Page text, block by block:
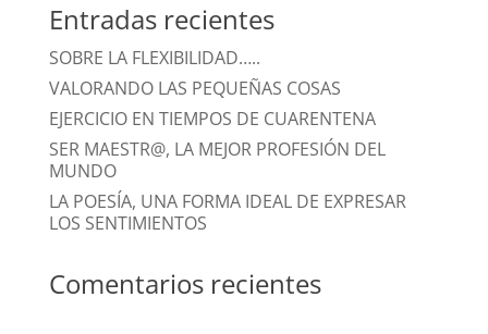
Entradas recientes
SOBRE LA FLEXIBILIDAD…..
VALORANDO LAS PEQUEÑAS COSAS
EJERCICIO EN TIEMPOS DE CUARENTENA
SER MAESTR@, LA MEJOR PROFESIÓN DEL
MUNDO
LA POESÍA, UNA FORMA IDEAL DE EXPRESAR
LOS SENTIMIENTOS
Comentarios recientes